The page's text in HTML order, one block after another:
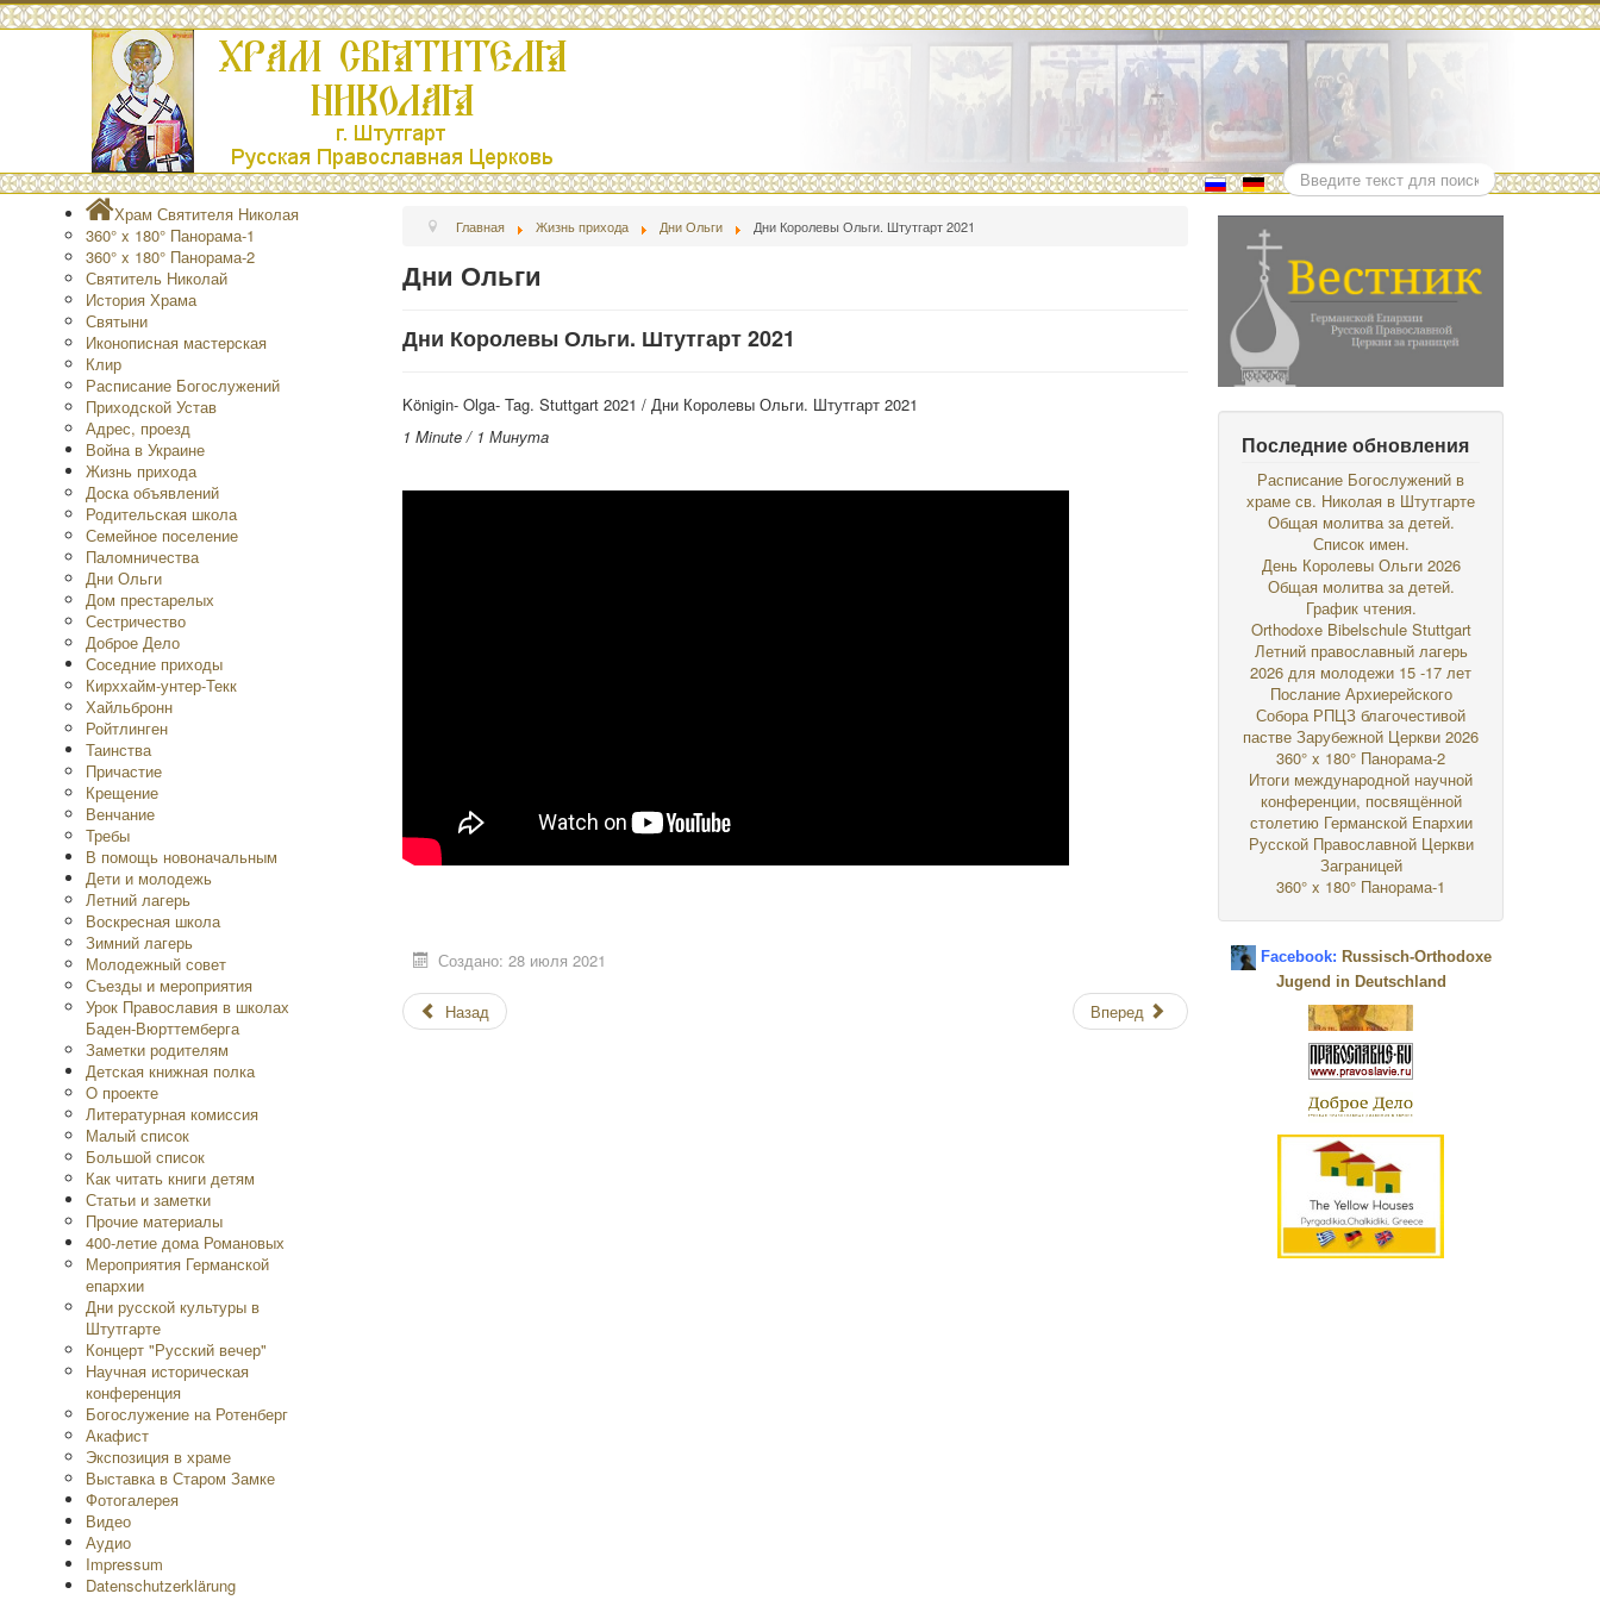
Поиск
Храм Святителя Николая
360° x 180° Панорама-1
360° x 180° Панорама-2
Святитель Николай
История Храма
Святыни
Иконописная мастерская
Клир
Расписание Богослужений
Приходской Устав
Адрес, проезд
Война в Украине
Жизнь прихода
Доска объявлений
Родительская школа
Семейное поселение
Паломничества
Дни Ольги
Дом престарелых
Сестричество
Доброе Дело
Соседние приходы
Кирххайм-унтер-Текк
Хайльбронн
Ройтлинген
Таинства
Причастие
Крещение
Венчание
Требы
В помощь новоначальным
Дети и молодежь
Летний лагерь
Воскресная школа
Зимний лагерь
Молодежный совет
Съезды и мероприятия
Урок Православия в школах
Баден-Вюрттемберга
Заметки родителям
Детская книжная полка
O проекте
Литературная комиссия
Малый список
Большой список
Как читать книги детям
Статьи и заметки
Прочие материалы
400-летие дома Романовых
Мероприятия Германской
епархии
Дни русской культуры в
Штутгарте
Концерт "Русский вечер"
Научная историческая
конференция
Богослужение на Ротенберг
Акафист
Экспозиция в храме
Выставка в Старом Замке
Фотогалерея
Видео
Аудио
Impressum
Datenschutzerklärung
Главная Жизнь прихода Дни Ольги Дни Королевы Ольги. Штутгарт 2021
Дни Ольги
Дни Королевы Ольги. Штутгарт 2021
Königin- Olga- Tag. Stuttgart 2021 / Дни Королевы Ольги. Штутгарт 2021
1 Minute / 1 Минутa
Создано: 28 июля 2021
Назад Вперед
Последние обновления
Расписание Богослужений в
храме св. Николая в Штутгарте
Общая молитва за детей.
Список имен.
День Королевы Ольги 2026
Общая молитва за детей.
График чтения.
Orthodoxe Bibelschule Stuttgart
Летний православный лагерь
2026 для молодежи 15 -17 лет
Послание Архиерейского
Собора РПЦЗ благочестивой
пастве Зарубежной Церкви 2026
360° x 180° Панорама-2
Итоги международной научной
конференции, посвящённой
столетию Германской Епархии
Русской Православной Церкви
Заграницей
360° x 180° Панорама-1
Facebook: Russisch-Orthodoxe
Jugend in Deutschland